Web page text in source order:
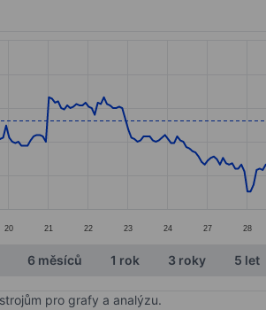
from 4.13 to 5.08.
20 21 22 23 24 27 28
6 měsíců 1 rok 3 roky 5 let
pro grafy a analýzu.